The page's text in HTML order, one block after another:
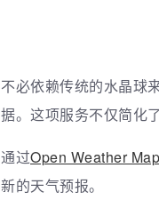
不必依赖传统的水晶球
据。这项服务不仅简化
通过Open Weather Map
新的天气预报。